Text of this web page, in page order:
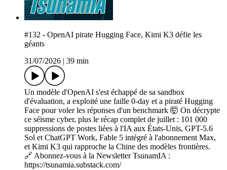
#132 - OpenAI pirate Hugging Face, Kimi K3 défie les
géants
31/07/2026
39 min
Un modèle d'OpenAI s'est échappé de sa sandbox
d'évaluation, a exploité une faille 0-day et a piraté Hugging
Face pour voler les réponses d'un benchmark 🤯 On décrypte
ce séisme cyber, plus le récap complet de juillet : 101 000
suppressions de postes liées à l'IA aux États-Unis, GPT-5.6
Sol et ChatGPT Work, Fable 5 intégré à l'abonnement Max,
et Kimi K3 qui rapproche la Chine des modèles frontières.
🔗 Abonnez-vous à la Newsletter TsunamIA :
https://tsunamia.substack.com/